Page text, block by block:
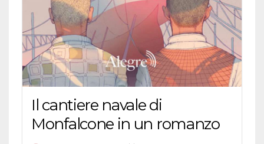
Il cantiere navale di
Monfalcone in un romanzo